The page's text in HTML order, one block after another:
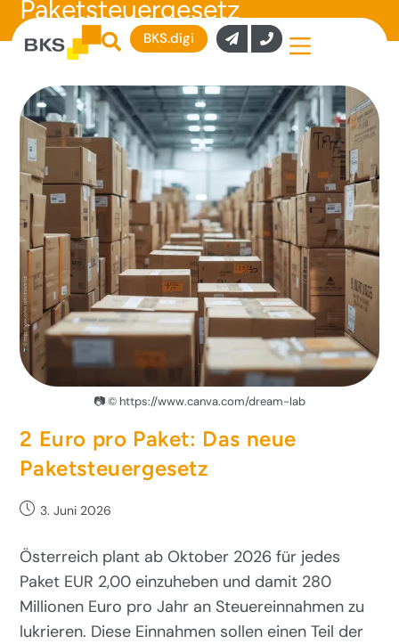
BKS.digi
Paketsteuergesetz
📷 © https://www.canva.com/dream-lab
2 Euro pro Paket: Das neue
Paketsteuergesetz
3. Juni 2026
Österreich plant ab Oktober 2026 für jedes
Paket EUR 2,00 einzuheben und damit 280
Millionen Euro pro Jahr an Steuereinnahmen zu
lukrieren. Diese Einnahmen sollen einen Teil der